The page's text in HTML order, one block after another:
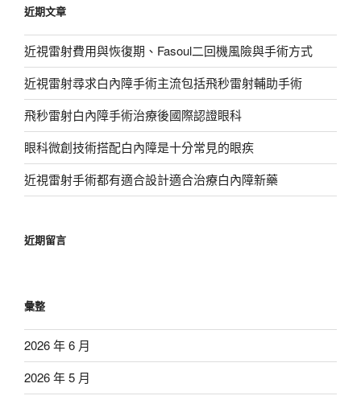
字:
近期文章
近視雷射費用與恢復期、Fasoul二回機風險與手術方式
近視雷射尋求白內障手術主流包括飛秒雷射輔助手術
飛秒雷射白內障手術治療後國際認證眼科
眼科微創技術搭配白內障是十分常見的眼疾
近視雷射手術都有適合設計適合治療白內障新藥
近期留言
彙整
2026 年 6 月
2026 年 5 月